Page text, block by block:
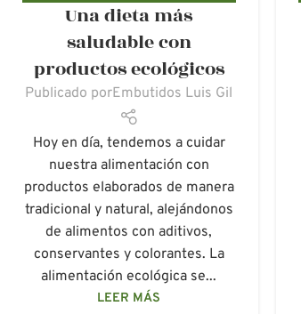
FRESCA ECOLÓGICA, EMBUTIDOS
ECOLÓGICOS
,ETIQUETADO
ECOLÓGICA, PRODUCTOS ECOLÓGICOS
Una dieta más
saludable con
productos ecológicos
Publicado porEmbutidos Luis Gil
Hoy en día, tendemos a cuidar
nuestra alimentación con
productos elaborados de manera
tradicional y natural, alejándonos
de alimentos con aditivos,
conservantes y colorantes. La
alimentación ecológica se...
LEER MÁS